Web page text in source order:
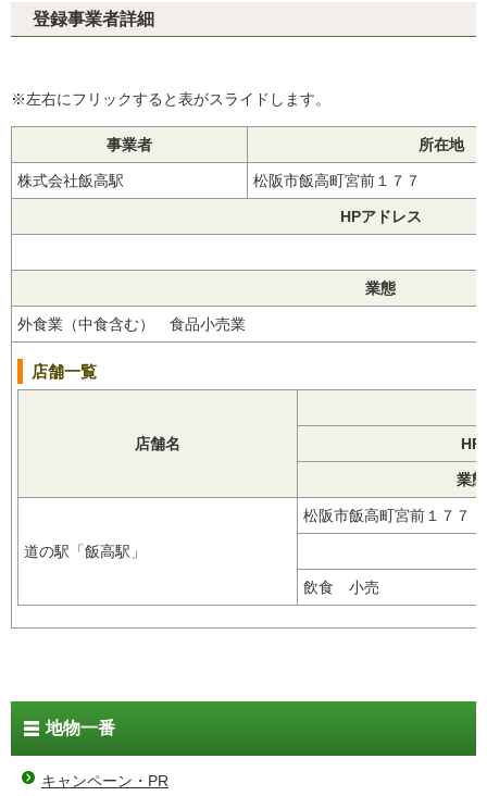
登録事業者詳細
※左右にフリックすると表がスライドします。
事業者 所在地
株式会社飯高駅 松阪市飯高町宮前１７７
HPアドレス
業態
外食業（中食含む） 食品小売業
店舗一覧
店舗名 HP
業
道の駅「飯高駅」
松阪市飯高町宮前１７７
飲食 小売
地物一番
キャンペーン・PR